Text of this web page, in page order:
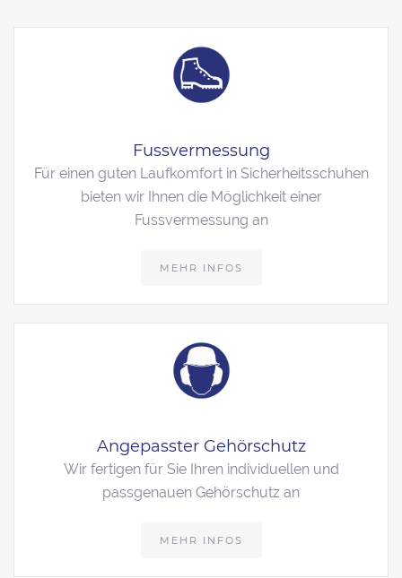
Fussvermessung
Für einen guten Laufkomfort in Sicherheitsschuhen
bieten wir Ihnen die Möglichkeit einer
Fussvermessung an
MEHR INFOS
Angepasster Gehörschutz
Wir fertigen für Sie Ihren individuellen und
passgenauen Gehörschutz an
MEHR INFOS